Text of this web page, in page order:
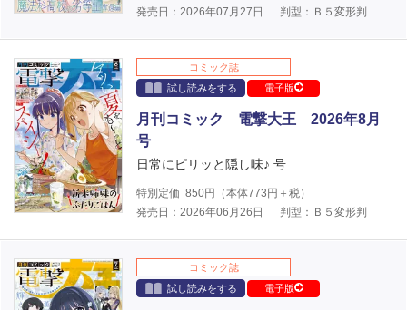
発売日：2026年07月27日
判型：Ｂ５変形判
コミック誌
試し読みをする
電子版
月刊コミック 電撃大王 2026年8月
号
日常にピリッと隠し味♪ 号
特別定価 850円（本体773円＋税）
発売日：2026年06月26日
判型：Ｂ５変形判
コミック誌
試し読みをする
電子版